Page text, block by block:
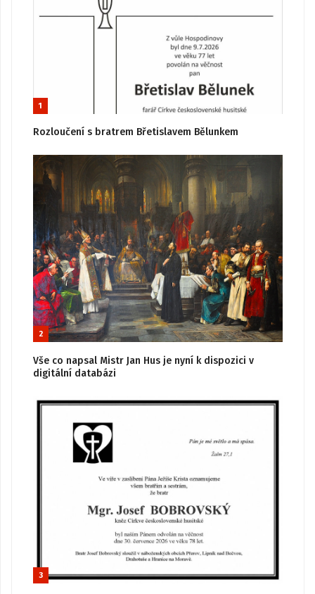
1
Rozloučení s bratrem Břetislavem Bělunkem
2
Vše co napsal Mistr Jan Hus je nyní k dispozici v
digitální databázi
3